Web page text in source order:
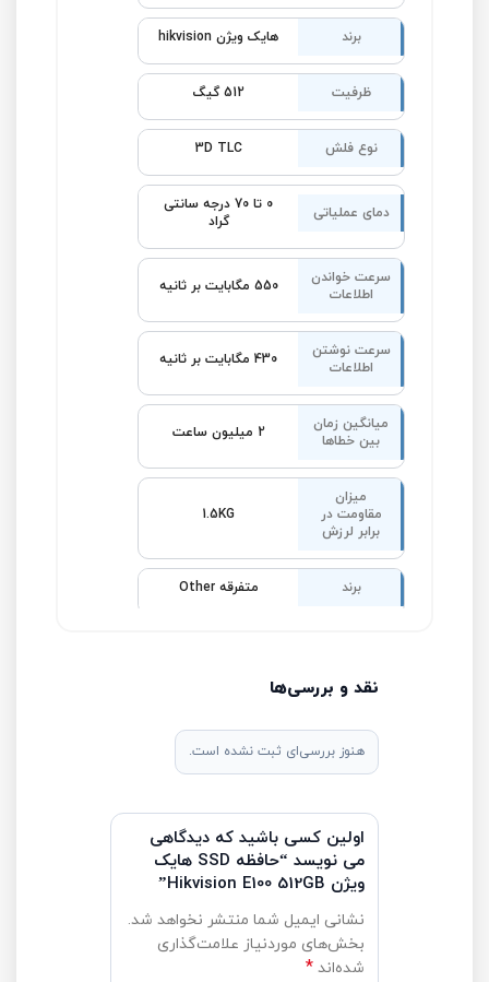
برند هایک ویژن hikvision
ظرفیت 512 گیگ
نوع فلش 3D TLC
دمای عملیاتی
0 تا 70 درجه سانتی
گراد
سرعت خواندن
اطلاعات
550 مگابایت بر ثانیه
سرعت نوشتن
اطلاعات
430 مگابایت بر ثانیه
میانگین زمان
بین خطاها
2 میلیون ساعت
میزان
مقاومت در
برابر لرزش
1.5KG
برند متفرقه Other
نقد و بررسی‌ها
هنوز بررسی‌ای ثبت نشده است.
اولین کسی باشید که دیدگاهی
می نویسد “حافظه SSD هایک
ویژن Hikvision E100 512GB”
نشانی ایمیل شما منتشر نخواهد شد.
بخش‌های موردنیاز علامت‌گذاری
شده‌اند *